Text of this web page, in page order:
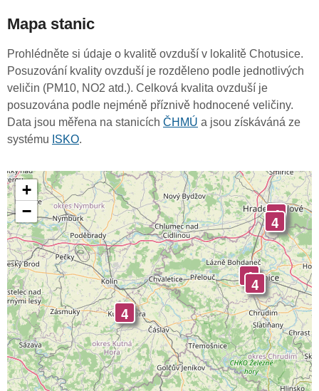
Mapa stanic
Prohlédněte si údaje o kvalitě ovzduší v lokalitě Chotusice.
Posuzování kvality ovzduší je rozděleno podle jednotlivých
veličin (PM10, NO2 atd.). Celková kvalita ovzduší je
posuzována podle nejméně příznivě hodnocené veličiny.
Data jsou měřena na stanicích ČHMÚ a jsou získáváná ze
systému ISKO.
44
4
4
4
+
−